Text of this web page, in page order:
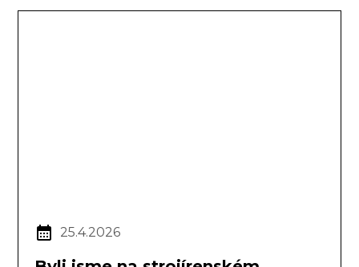
25.4.2026